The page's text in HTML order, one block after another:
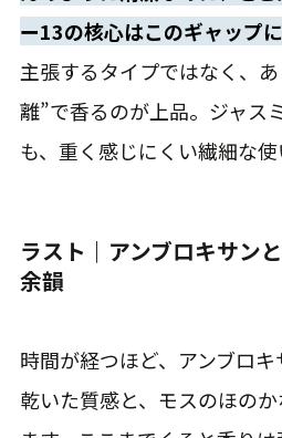
ー13の核心はこのギャップに
主張するタイプではなく、
離”で香るのが上品。ジャス
も、重く感じにくい繊細な使
ラスト｜アンブロキサン
余韻
時間が経つほど、アンブロ
乾いた質感と、モスのほの